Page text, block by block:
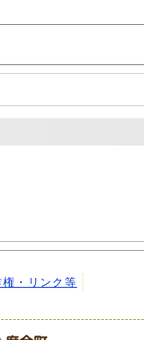
権・リンク等